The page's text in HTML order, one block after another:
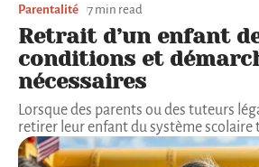
Parentalité 7 min read
Retrait d’un enfant
conditions et
nécessaires
Lorsque des parents ou des tuteurs
retirer leur enfant du système